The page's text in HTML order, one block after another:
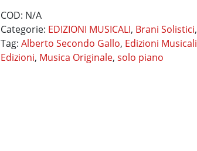
COD: N/A
Categorie: EDIZIONI MUSICALI, Brani Solistici,
Tag:Alberto Secondo Gallo, Edizioni Musicali
Edizioni, Musica Originale,solo piano